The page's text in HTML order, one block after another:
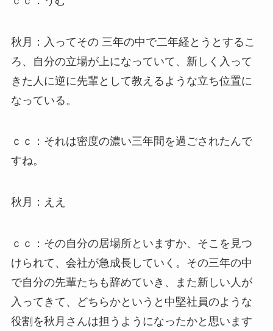
秋月：入ってその 三年の中で二年経とうとするこ
ろ、自分の立場が上になっていて、新しく入って
きた人に逆に先輩として教えるような立ち位置に
なっている。
ｃｃ：それは密度の濃い三年間を過ごされたんで
すね。
秋月：ええ
ｃｃ：その自分の居場所といますか、そこを見つ
けられて、会社が急成長していく。その三年の中
で自分の先輩たちも辞めていき、また新しい人が
入ってきて、どちらかというと中堅社員のような
役割を秋月さんは担うようになったかと思います